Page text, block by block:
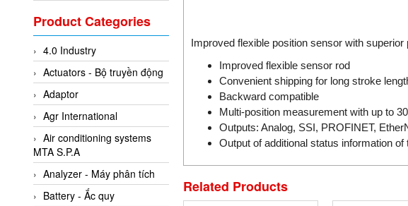
Woodward Vietnam
3CTEST Vietnam
4B VietNam Vietnam
ABB Vietnam
AC Infinity Vietnam
AC&E Telecommunications
AC&T Vietnam
Accepta Vietnam
Product Categories
4.0 Industry
Actuators - Bộ truyền động
Adaptor
Agr International
Air conditioning systems
MTA S.P.A
Analyzer - Máy phân tích
Battery - Ắc quy
Improved flexible position sensor with
Improved flexible sensor rod
Convenient shipping for long stroke
Backward compatible
Multi-position measurement with up to
Outputs: Analog, SSI, PROFINET,
Output of additional status information
Related Products